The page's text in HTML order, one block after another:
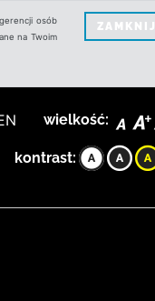
osób
na Twoim
ZAMKNIJ
wielkość:
kontrast: